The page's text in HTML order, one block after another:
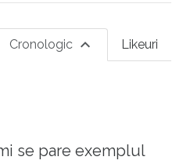
Likeuri
Cronologic
se pare exemplul